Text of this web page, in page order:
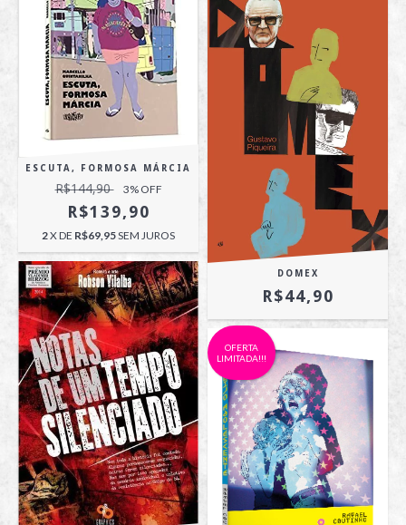
ESCUTA, FORMOSA MÁRCIA
R$144,90 3% OFF
R$139,90
2X DE R$69,95SEM JUROS
DOMEX
R$44,90
OFERTA
LIMITADA!!!